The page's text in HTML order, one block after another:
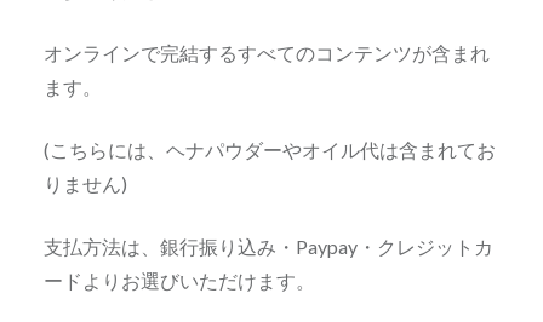
オンラインで完結するすべてのコンテンツが含まれ
ます。
(こちらには、ヘナパウダーやオイル代は含まれてお
りません)
支払方法は、銀行振り込み・Paypay・クレジットカ
ードよりお選びいただけます。